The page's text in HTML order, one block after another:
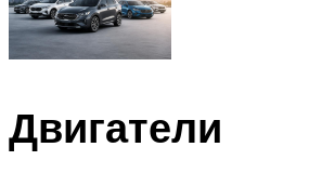
Двигатели